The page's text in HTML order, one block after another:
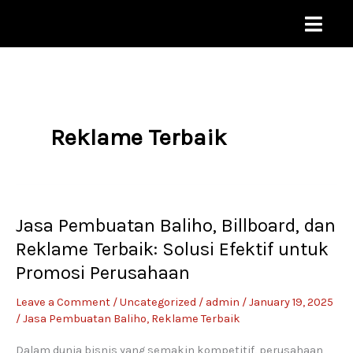
content
Reklame Terbaik
Jasa Pembuatan Baliho, Billboard, dan
Reklame Terbaik: Solusi Efektif untuk
Promosi Perusahaan
Leave a Comment /Uncategorized / admin /January 19, 2025
/Jasa Pembuatan Baliho, Reklame Terbaik
Dalam dunia bisnis yang semakin kompetitif, perusahaan
Jasa
Pembuatan
Baliho,
Billboard,
dan
Reklame